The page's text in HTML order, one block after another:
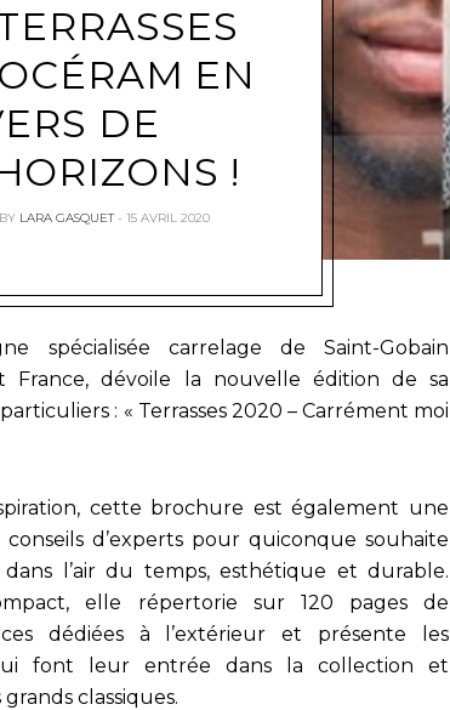
EN
DE
!
BY LARA GASQUET 15 AVRIL 2020
spécialisée carrelage de Saint-Gobain
France, dévoile la nouvelle édition de sa
: « Terrasses 2020 – Carrément moi
cette brochure est également une
conseils d’experts pour quiconque souhaite
l’air du temps, esthétique et durable.
elle répertorie sur 120 pages de
dédiées à l’extérieur et présente les
font leur entrée dans la collection et
classiques.